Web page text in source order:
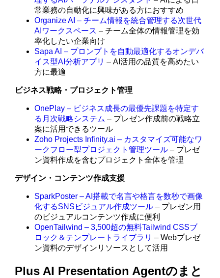
常業務の自動化に興味がある方におすすめ
Organize AI – チーム情報を統合管理する次世代
AIワークスペース – チーム全体の情報管理を効
率化したい企業向け
Sapa AI – プロンプトを自動最適化するオンデバ
イス型AI分析アプリ – AI活用の品質を高めたい
方に最適
ビジネス戦略・プロジェクト管理
OnePlay – ビジネス成長の最優先課題を特定す
る月次戦略システム – プレゼン作成前の戦略立
案に活用できるツール
Zoho Projects Infinity.ai – カスタマイズ可能なワ
ークフロー型プロジェクト管理ツール – プレゼ
ン資料作成を含むプロジェクト全体を管理
デザイン・コンテンツ作成支援
SparkPoster – AI搭載で名言や格言を数秒で画像
化するSNSビジュアル作成ツール – プレゼン用
のビジュアルコンテンツ作成に便利
OpenTailwind – 3,500超の無料Tailwind CSSブ
ロック＆テンプレートライブラリ – Webプレゼ
ン資料のデザインリソースとして活用
Plus AI Presentation Agentのまと